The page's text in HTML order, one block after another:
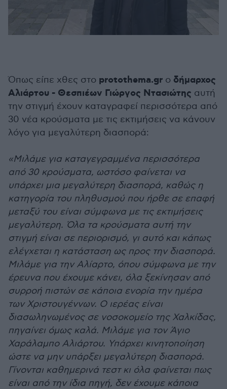
Όπως είπε χθες στο protothema.gr ο δήμαρχος
Αλιάρτου - Θεσπιέων Γιώργος Ντασιώτης αυτή
την στιγμή έχουν καταγραφεί περισσότερα από
30 νέα κρούσματα με τις εκτιμήσεις να κάνουν
λόγο για μεγαλύτερη διασπορά:
«Μιλάμε για καταγεγραμμένα περισσότερα
από 30 κρούσματα, ωστόσο φαίνεται να
υπάρχει μια μεγαλύτερη διασπορά, καθώς η
κατηγορία του πληθυσμού που ήρθε σε επαφή
μεταξύ του είναι σύμφωνα με τις εκτιμήσεις
μεγαλύτερη. Όλα τα κρούσματα αυτή την
στιγμή είναι σε περιορισμό, γι αυτό και κάπως
ελέγχεται η κατάσταση ως προς την διασπορά.
Μιλάμε για την Αλίαρτο, όπου σύμφωνα με την
έρευνα που έχουμε κάνει, όλα ξεκίνησαν από
συρροή πιστών σε κάποια ενορία την ημέρα
των Χριστουγέννων. Ο ιερέας είναι
διασωληνωμένος σε νοσοκομείο της Χαλκίδας,
πηγαίνει όμως καλά. Μιλάμε για τον Άγιο
Χαράλαμπο Αλιάρτου. Υπάρχει κινητοποίηση
ώστε να μην υπάρξει μεγαλύτερη διασπορά.
Γίνονται καθημερινά τεστ κι όλα φαίνεται πως
είναι από την ίδια πηγή, δεν έχουμε κάποια